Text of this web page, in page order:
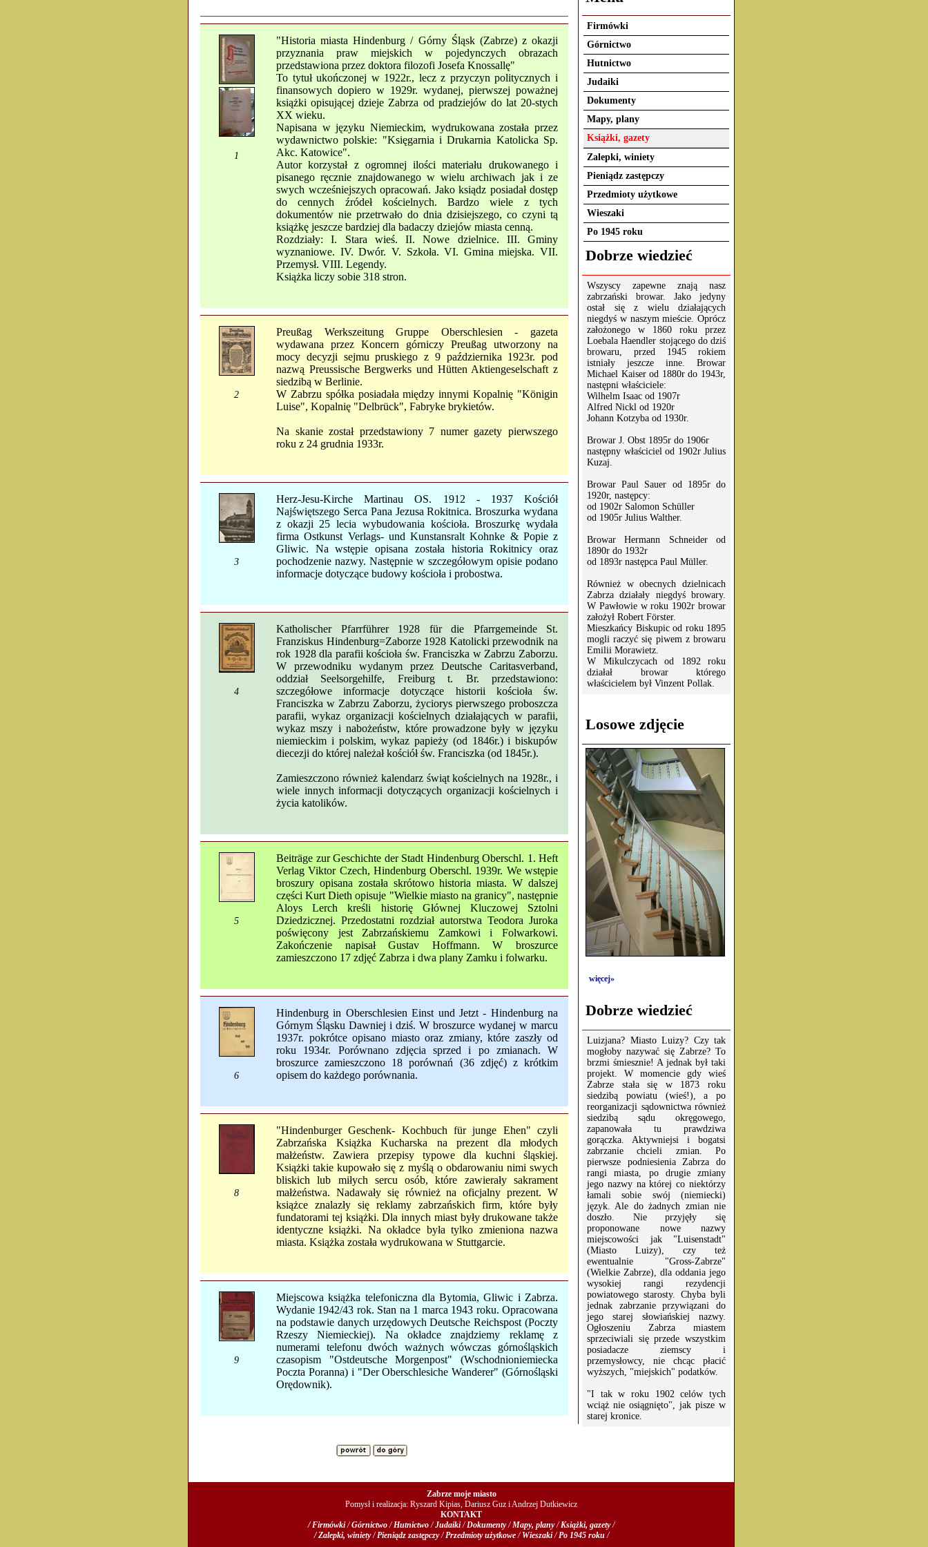
1
"Historia miasta Hindenburg / Górny Śląsk (Zabrze) z okazji
przyznania praw miejskich w pojedynczych obrazach
przedstawiona przez doktora filozofi Josefa Knossallę"
To tytuł ukończonej w 1922r., lecz z przyczyn politycznych i
finansowych dopiero w 1929r. wydanej, pierwszej poważnej
książki opisującej dzieje Zabrza od pradziejów do lat 20-stych
XX wieku.
Napisana w języku Niemieckim, wydrukowana została przez
wydawnictwo polskie: "Księgarnia i Drukarnia Katolicka Sp.
Akc. Katowice".
Autor korzystał z ogromnej ilości materiału drukowanego i
pisanego ręcznie znajdowanego w wielu archiwach jak i ze
swych wcześniejszych opracowań. Jako ksiądz posiadał dostęp
do cennych źródeł kościelnych. Bardzo wiele z tych
dokumentów nie przetrwało do dnia dzisiejszego, co czyni tą
książkę jeszcze bardziej dla badaczy dziejów miasta cenną.
Rozdziały: I. Stara wieś. II. Nowe dzielnice. III. Gminy
wyznaniowe. IV. Dwór. V. Szkoła. VI. Gmina miejska. VII.
Przemysł. VIII. Legendy.
Książka liczy sobie 318 stron.
2
Preußag Werkszeitung Gruppe Oberschlesien - gazeta
wydawana przez Koncern górniczy Preußag utworzony na
mocy decyzji sejmu pruskiego z 9 października 1923r. pod
nazwą Preussische Bergwerks und Hütten Aktiengeselschaft z
siedzibą w Berlinie.
W Zabrzu spółka posiadała między innymi Kopalnię "Königin
Luise", Kopalnię "Delbrück", Fabryke brykietów.
Na skanie został przedstawiony 7 numer gazety pierwszego
roku z 24 grudnia 1933r.
3
Herz-Jesu-Kirche Martinau OS. 1912 - 1937 Kościół
Najświętszego Serca Pana Jezusa Rokitnica. Broszurka wydana
z okazji 25 lecia wybudowania kościoła. Broszurkę wydała
firma Ostkunst Verlags- und Kunstansralt Kohnke & Popie z
Gliwic. Na wstępie opisana została historia Rokitnicy oraz
pochodzenie nazwy. Następnie w szczegółowym opisie podano
informacje dotyczące budowy kościoła i probostwa.
4
Katholischer Pfarrführer 1928 für die Pfarrgemeinde St.
Franziskus Hindenburg=Zaborze 1928 Katolicki przewodnik na
rok 1928 dla parafii kościoła św. Franciszka w Zabrzu Zaborzu.
W przewodniku wydanym przez Deutsche Caritasverband,
oddział Seelsorgehilfe, Freiburg t. Br. przedstawiono:
szczegółowe informacje dotyczące historii kościoła św.
Franciszka w Zabrzu Zaborzu, życiorys pierwszego proboszcza
parafii, wykaz organizacji kościelnych działających w parafii,
wykaz mszy i nabożeństw, które prowadzone były w języku
niemieckim i polskim, wykaz papieży (od 1846r.) i biskupów
diecezji do której należał kościół św. Franciszka (od 1845r.).
Zamieszczono również kalendarz świąt kościelnych na 1928r., i
wiele innych informacji dotyczących organizacji kościelnych i
życia katolików.
5
Beiträge zur Geschichte der Stadt Hindenburg Oberschl. 1. Heft
Verlag Viktor Czech, Hindenburg Oberschl. 1939r. We wstępie
broszury opisana została skrótowo historia miasta. W dalszej
części Kurt Dieth opisuje "Wielkie miasto na granicy", następnie
Aloys Lerch kreśli historię Głównej Kluczowej Sztolni
Dziedzicznej. Przedostatni rozdział autorstwa Teodora Juroka
poświęcony jest Zabrzańskiemu Zamkowi i Folwarkowi.
Zakończenie napisał Gustav Hoffmann. W broszurce
zamieszczono 17 zdjęć Zabrza i dwa plany Zamku i folwarku.
6
Hindenburg in Oberschlesien Einst und Jetzt - Hindenburg na
Górnym Śląsku Dawniej i dziś. W broszurce wydanej w marcu
1937r. pokrótce opisano miasto oraz zmiany, które zaszły od
roku 1934r. Porównano zdjęcia sprzed i po zmianach. W
broszurce zamieszczono 18 porównań (36 zdjęć) z krótkim
opisem do każdego porównania.
8
"Hindenburger Geschenk- Kochbuch für junge Ehen" czyli
Zabrzańska Książka Kucharska na prezent dla młodych
małżeństw. Zawiera przepisy typowe dla kuchni śląskiej.
Książki takie kupowało się z myślą o obdarowaniu nimi swych
bliskich lub miłych sercu osób, które zawierały sakrament
małżeństwa. Nadawały się również na oficjalny prezent. W
książce znalazły się reklamy zabrzańskich firm, które były
fundatorami tej książki. Dla innych miast były drukowane także
identyczne książki. Na okładce była tylko zmieniona nazwa
miasta. Książka została wydrukowana w Stuttgarcie.
9
Miejscowa książka telefoniczna dla Bytomia, Gliwic i Zabrza.
Wydanie 1942/43 rok. Stan na 1 marca 1943 roku. Opracowana
na podstawie danych urzędowych Deutsche Reichspost (Poczty
Rzeszy Niemieckiej). Na okładce znajdziemy reklamę z
numerami telefonu dwóch ważnych wówczas górnośląskich
czasopism "Ostdeutsche Morgenpost" (Wschodnioniemiecka
Poczta Poranna) i "Der Oberschlesiche Wanderer" (Górnośląski
Orędownik).
Firmówki
Górnictwo
Hutnictwo
Judaiki
Dokumenty
Mapy, plany
Książki, gazety
Zalepki, winiety
Pieniądz zastępczy
Przedmioty użytkowe
Wieszaki
Po 1945 roku
Dobrze wiedzieć
Wszyscy zapewne znają nasz
zabrzański browar. Jako jedyny
ostał się z wielu działających
niegdyś w naszym mieście. Oprócz
założonego w 1860 roku przez
Loebala Haendler stojącego do dziś
browaru, przed 1945 rokiem
istniały jeszcze inne. Browar
Michael Kaiser od 1880r do 1943r,
następni właściciele:
Wilhelm Isaac od 1907r
Alfred Nickl od 1920r
Johann Kotzyba od 1930r.
Browar J. Obst 1895r do 1906r
następny właściciel od 1902r Julius
Kuzaj.
Browar Paul Sauer od 1895r do
1920r, następcy:
od 1902r Salomon Schüller
od 1905r Julius Walther.
Browar Hermann Schneider od
1890r do 1932r
od 1893r następca Paul Müller.
Również w obecnych dzielnicach
Zabrza działały niegdyś browary.
W Pawłowie w roku 1902r browar
założył Robert Förster.
Mieszkańcy Biskupic od roku 1895
mogli raczyć się piwem z browaru
Emilii Morawietz.
W Mikulczycach od 1892 roku
działał browar którego
właścicielem był Vinzent Pollak.
Losowe zdjęcie
więcej»
Dobrze wiedzieć
Luizjana? Miasto Luizy? Czy tak
mogłoby nazywać się Zabrze? To
brzmi śmiesznie! A jednak był taki
projekt. W momencie gdy wieś
Zabrze stała się w 1873 roku
siedzibą powiatu (wieś!), a po
reorganizacji sądownictwa również
siedzibą sądu okręgowego,
zapanowała tu prawdziwa
gorączka. Aktywniejsi i bogatsi
zabrzanie chcieli zmian. Po
pierwsze podniesienia Zabrza do
rangi miasta, po drugie zmiany
jego nazwy na której co niektórzy
łamali sobie swój (niemiecki)
język. Ale do żadnych zmian nie
doszło. Nie przyjęły się
proponowane nowe nazwy
miejscowości jak "Luisenstadt"
(Miasto Luizy), czy też
ewentualnie "Gross-Zabrze"
(Wielkie Zabrze), dla oddania jego
wysokiej rangi rezydencji
powiatowego starosty. Chyba byli
jednak zabrzanie przywiązani do
jego starej słowiańskiej nazwy.
Ogłoszeniu Zabrza miastem
sprzeciwiali się przede wszystkim
posiadacze ziemscy i
przemysłowcy, nie chcąc płacić
wyższych, "miejskich" podatków.
"I tak w roku 1902 celów tych
wciąż nie osiągnięto", jak pisze w
starej kronice.
Zabrze moje miasto
Pomysł i realizacja: Ryszard Kipias, Dariusz Guz i Andrzej Dutkiewicz
KONTAKT
/ Firmówki/Górnictwo/Hutnictwo/Judaiki/Dokumenty/Mapy, plany/Książki, gazety/
/ Zalepki, winiety/Pieniądz zastępczy/Przedmioty użytkowe/ Wieszaki/Po 1945 roku/